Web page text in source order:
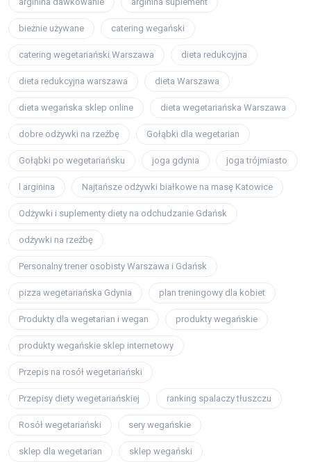
bieżnie używane catering wegański
catering wegetariański Warszawa dieta redukcyjna
dieta redukcyjna warszawa dieta Warszawa
dieta wegańska sklep online dieta wegetariańska Warszawa
dobre odżywki na rzeźbę Gołąbki dla wegetarian
Gołąbki po wegetariańsku joga gdynia joga trójmiasto
l arginina Najtańsze odżywki białkowe na masę Katowice
Odżywki i suplementy diety na odchudzanie Gdańsk
odżywki na rzeźbę
Personalny trener osobisty Warszawa i Gdańsk
pizza wegetariańska Gdynia plan treningowy dla kobiet
Produkty dla wegetarian i wegan produkty wegańskie
produkty wegańskie sklep internetowy
Przepis na rosół wegetariański
Przepisy diety wegetariańskiej ranking spalaczy tłuszczu
Rosół wegetariański sery wegańskie
sklep dla wegetarian sklep wegański